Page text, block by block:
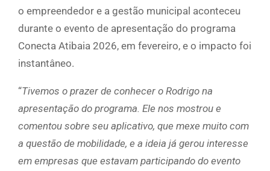
o empreendedor e a gestão municipal aconteceu
durante o evento de apresentação do programa
Conecta Atibaia 2026, em fevereiro, e o impacto foi
instantâneo.
“Tivemos o prazer de conhecer o Rodrigo na
apresentação do programa. Ele nos mostrou e
comentou sobre seu aplicativo, que mexe muito com
a questão de mobilidade, e a ideia já gerou interesse
em empresas que estavam participando do evento